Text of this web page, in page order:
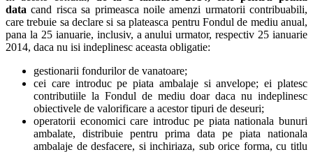
datacand risca sa primeasca noile amenzi urmatorii contribuabili,
care trebuie sa declare si sa plateasca pentru Fondul de mediu anual,
pana la 25 ianuarie, inclusiv, a anului urmator, respectiv 25 ianuarie
2014, daca nu isi indeplinesc aceasta obligatie:
gestionarii fondurilor de vanatoare;
cei care introduc pe piata ambalaje si anvelope; ei platesc
contributiile la Fondul de mediu doar daca nu indeplinesc
obiectivele de valorificare a acestor tipuri de deseuri;
operatorii economici care introduc pe piata nationala bunuri
ambalate, distribuie pentru prima data pe piata nationala
ambalaje de desfacere, si inchiriaza, sub orice forma, cu titlu